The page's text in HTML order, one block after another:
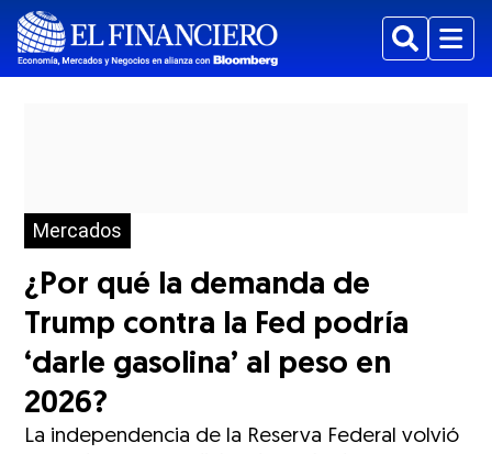
BuscarMenu
Mercados
¿Por qué la demanda de
Trump contra la Fed podría
‘darle gasolina’ al peso en
2026?
La independencia de la Reserva Federal volvió